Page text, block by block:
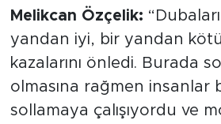
Melikcan Özçelik:
yandan iyi, bir yandan
kazalarını önledi. Burada
olmasına rağmen insanlar
sollamaya çalışıyordu ve